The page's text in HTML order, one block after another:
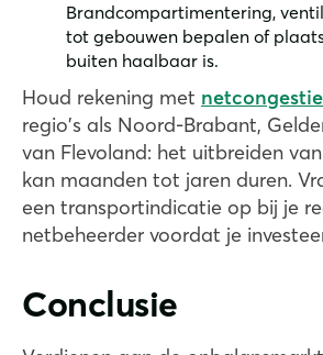
Brandcompartimentering,
tot gebouwen bepalen of
buiten haalbaar is.
Houd rekening met
regio's als Noord-Brabant,
van Flevoland: het uitbreiden
kan maanden tot jaren duren.
een transportindicatie op bij je
netbeheerder voordat je
Conclusie